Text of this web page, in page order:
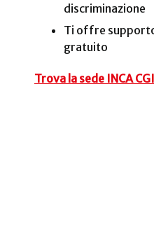
discriminazione
Ti offre
gratuito
Trova la sede INCA